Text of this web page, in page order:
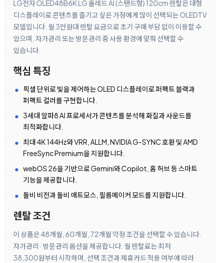
LG전자 OLED48B6K LG 올레드 AI (스탠드형) 120cm 렌탈은 대형
디스플레이로 콘텐츠를 즐기고 싶은 가정에게 많이 선택되는 OLEDTV
모델입니다. 월 3만원대 렌탈 요금으로 초기 구매 부담 없이 이용할 수
있으며, 자가관리 또는 방문관리 중 사용 환경에 맞춰 선택할 수
있습니다.
핵심 특징
픽셀 단위로 빛을 제어하는 OLED 디스플레이로 퍼펙트 블랙과
퍼펙트 컬러를 구현합니다.
3세대 알파8 AI 프로세서가 콘텐츠를 분석해 화질과 사운드를
최적화합니다.
최대 4K 144Hz와 VRR, ALLM, NVIDIA G-SYNC 호환 및 AMD
FreeSync Premium을 지원합니다.
webOS 26을 기반으로 Gemini와 Copilot, 홈 허브 등 스마트
기능을 제공합니다.
돌비 비전과 돌비 애트모스, 필름메이커 모드를 지원합니다.
렌탈 조건
이 상품은 48개월, 60개월, 72개월 약정 조건을 선택할 수 있습니다.
자가관리 · 방문관리 옵션을 제공합니다. 월 렌탈료는 최저
38,300원부터 시작하며, 선택 조건과 제휴카드 적용 여부에 따라